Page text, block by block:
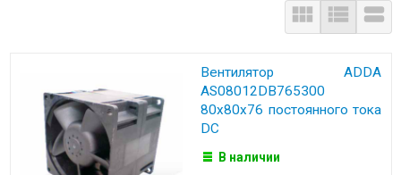
  
Вентилятор ADDA
AS08012DB765300
80x80x76 постоянного тока
DC
В наличии